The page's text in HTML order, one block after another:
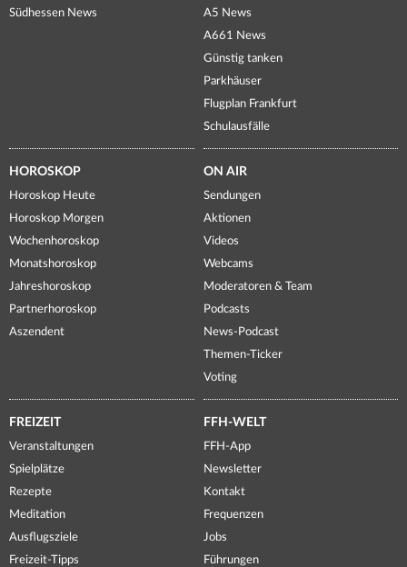
Südhessen News
A5 News
A661 News
Günstig tanken
Parkhäuser
Flugplan Frankfurt
Schulausfälle
HOROSKOP
Horoskop Heute
Horoskop Morgen
Wochenhoroskop
Monatshoroskop
Jahreshoroskop
Partnerhoroskop
Aszendent
ON AIR
Sendungen
Aktionen
Videos
Webcams
Moderatoren & Team
Podcasts
News-Podcast
Themen-Ticker
Voting
FREIZEIT
Veranstaltungen
Spielplätze
Rezepte
Meditation
Ausflugsziele
Freizeit-Tipps
FFH-WELT
FFH-App
Newsletter
Kontakt
Frequenzen
Jobs
Führungen